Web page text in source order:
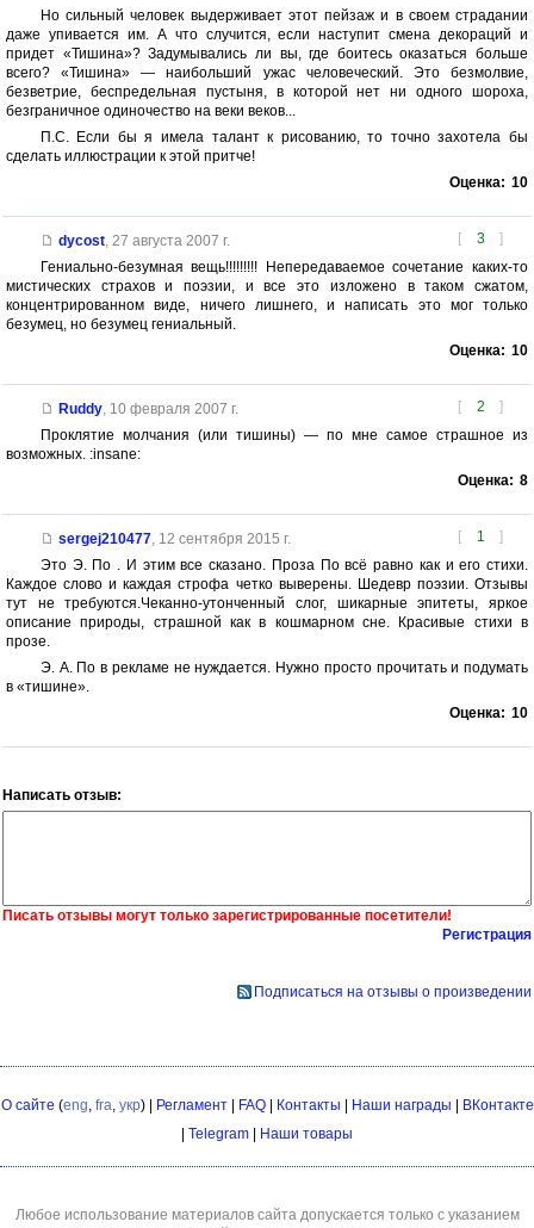
Но сильный человек выдерживает этот пейзаж и в своем страдании
даже упивается им. А что случится, если наступит смена декораций и
придет «Тишина»? Задумывались ли вы, где боитесь оказаться больше
всего? «Тишина» — наибольший ужас человеческий. Это безмолвие,
безветрие, беспредельная пустыня, в которой нет ни одного шороха,
безграничное одиночество на веки веков...
П.С. Если бы я имела талант к рисованию, то точно захотела бы
сделать иллюстрации к этой притче!
Оценка: 10
[ 3 ]
dycost, 27 августа 2007 г.
Гениально-безумная вещь!!!!!!!!! Непередаваемое сочетание каких-то
мистических страхов и поэзии, и все это изложено в таком сжатом,
концентрированном виде, ничего лишнего, и написать это мог только
безумец, но безумец гениальный.
Оценка: 10
[ 2 ]
Ruddy, 10 февраля 2007 г.
Проклятие молчания (или тишины) — по мне самое страшное из
возможных. :insane:
Оценка: 8
[ 1 ]
sergej210477, 12 сентября 2015 г.
Это Э. По . И этим все сказано. Проза По всё равно как и его стихи.
Каждое слово и каждая строфа четко выверены. Шедевр поэзии. Отзывы
тут не требуются.Чеканно-утонченный слог, шикарные эпитеты, яркое
описание природы, страшной как в кошмарном сне. Красивые стихи в
прозе.
Э. А. По в рекламе не нуждается. Нужно просто прочитать и подумать
в «тишине».
Оценка: 10
Написать отзыв:
Писать отзывы могут только зарегистрированные посетители!
Регистрация
Подписаться на отзывы о произведении
О сайте (eng, fra, укр) | Регламент| FAQ| Контакты Наши награды
ВКонтакте
Telegram Наши товары
Любое использование материалов сайта допускается только с указанием